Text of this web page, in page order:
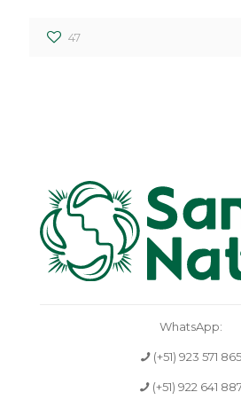
47
WhatsApp:
(+51) 923 571 865
(+51) 922 641